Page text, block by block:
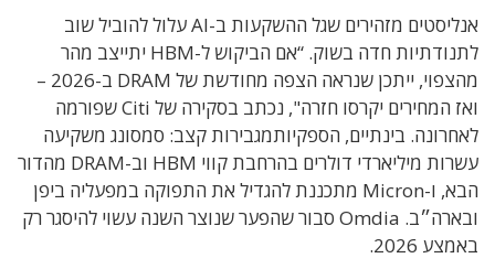
אנליסטים מזהירים שגל ההשקעות ב-AI עלול להוביל שוב
לתנודתיות חדה בשוק. “אם הביקוש ל-HBM יתייצב מהר
מהצפוי, ייתכן שנראה הצפה מחודשת של DRAM ב-2026 –
ואז המחירים יקרסו חזרה", נכתב בסקירה של Citi שפורמה
לאחרונה. בינתיים, הספקיותמגבירות קצב: סמסונג משקיעה
עשרות מיליארדי דולרים בהרחבת קווי HBM וב-DRAM מהדור
הבא, ו-Micron מתכננת להגדיל את התפוקה במפעליה ביפן
ובארה״ב. Omdia סבור שהפער שנוצר השנה עשוי להיסגר רק
באמצע 2026.